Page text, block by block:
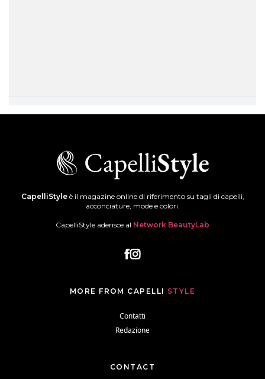
CapelliStyleè il magazine online di riferimento su tagli di capelli,
acconciature, mode e colori.
CapelliStyle aderisce al Network BeautyLab
MORE FROM CAPELLI STYLE
Contatti
Redazione
CONTACT